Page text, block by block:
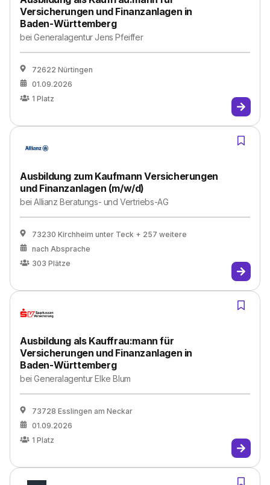
Versicherungen und Finanzanlagen in
Baden-Württemberg
beiGeneralagentur Jens Pfeiffer
72622 Nürtingen
01.09.2026
1 Platz
Ausbildung zum Kaufmann Versicherungen
und Finanzanlagen (m/w/d)
beiAllianz Beratungs- und Vertriebs-AG
73230 Kirchheim unter Teck + 257 weitere
nach Absprache
303 Plätze
Ausbildung als Kauffrau:mann für
Versicherungen und Finanzanlagen in
Baden-Württemberg
beiGeneralagentur Elke Blum
73728 Esslingen am Neckar
01.09.2026
1 Platz